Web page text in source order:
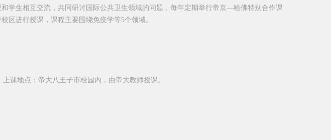
学生相互交流，共同研讨国际公共卫生领域的问题，每年定期举行帝京—哈佛特别合作课
区进行授课，课程主要围绕免疫学等5个领域。
课地点：帝大八王子市校园内，由帝大教师授课。